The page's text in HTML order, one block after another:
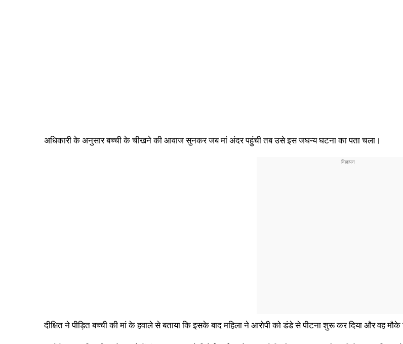
अधिकारी के अनुसार बच्ची के चीखने की आवाज सुनकर जब मां अंदर पहुंची तब उसे इस जघन्य घटना का पता चला।
दीक्षित ने पीड़ित बच्ची की मां के हवाले से बताया कि इसके बाद महिला ने आरोपी को डंडे से पीटना शुरू कर दिया और वह मौके